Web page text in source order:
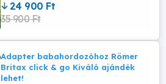
futarköltség! Foxpost nem lehetséges ! *
Új állapotú, hibátlan, tiszta! Akár azonnal
24 900 Ft
35 900 Ft
Adapter babahordozóhoz Römer
Britax click & go Kiváló ajándék
lehet!